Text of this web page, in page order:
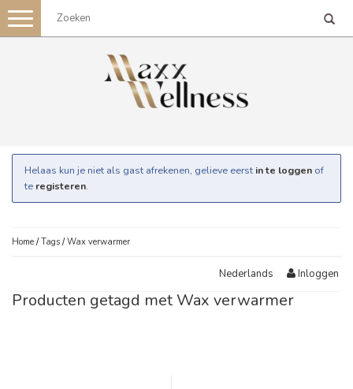
Toggle
navigation
Helaas kun je niet als gast afrekenen, gelieve eerst in te loggen of
te registeren.
Home /Tags /Wax verwarmer
Nederlands Inloggen
Producten getagd met Wax verwarmer